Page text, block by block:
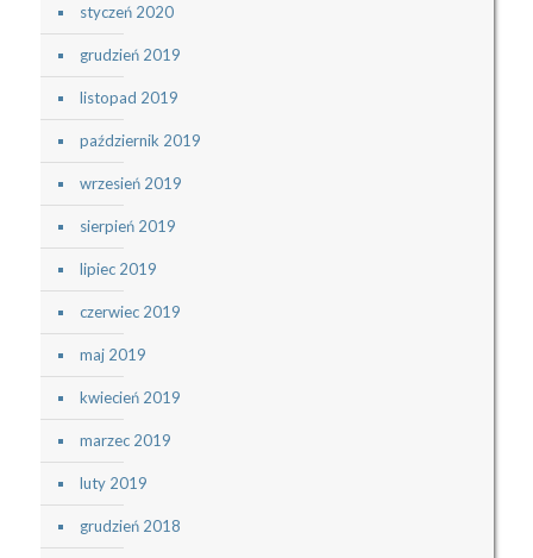
styczeń 2020
grudzień 2019
listopad 2019
październik 2019
wrzesień 2019
sierpień 2019
lipiec 2019
czerwiec 2019
maj 2019
kwiecień 2019
marzec 2019
luty 2019
grudzień 2018